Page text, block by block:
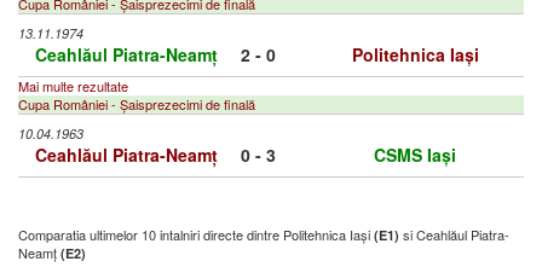
13.11.1974
Ceahlăul Piatra-Neamț 2 - 0 Politehnica Iași
Mai multe rezultate
Cupa României - Șaisprezecimi de finală
10.04.1963
Ceahlăul Piatra-Neamț 0 - 3 CSMS Iași
Comparatia ultimelor 10 intalniri directe dintre Politehnica Iași (E1) si Ceahlăul Piatra-
Neamț (E2)